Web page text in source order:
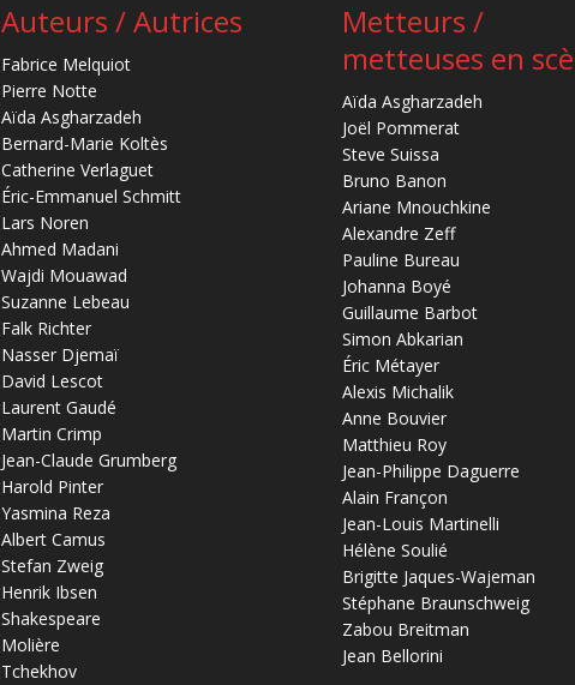
Auteurs / Autrices
Fabrice Melquiot
Pierre Notte
Aïda Asgharzadeh
Bernard-Marie Koltès
Catherine Verlaguet
Éric-Emmanuel Schmitt
Lars Noren
Ahmed Madani
Wajdi Mouawad
Suzanne Lebeau
Falk Richter
Nasser Djemaï
David Lescot
Laurent Gaudé
Martin Crimp
Jean-Claude Grumberg
Harold Pinter
Yasmina Reza
Albert Camus
Stefan Zweig
Henrik Ibsen
Shakespeare
Molière
Tchekhov
Metteurs /
metteuses en
Aïda Asgharzadeh
Joël Pommerat
Steve Suissa
Bruno Banon
Ariane Mnouchkine
Alexandre Zeff
Pauline Bureau
Johanna Boyé
Guillaume Barbot
Simon Abkarian
Éric Métayer
Alexis Michalik
Anne Bouvier
Matthieu Roy
Jean-Philippe Daguerre
Alain Françon
Jean-Louis Martinelli
Hélène Soulié
Brigitte Jaques-Wajeman
Stéphane Braunschweig
Zabou Breitman
Jean Bellorini